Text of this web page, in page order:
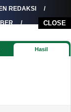
CLOSE
Hasil
REDAKSI
/ ADVERTORIAL